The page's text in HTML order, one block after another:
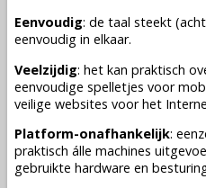
Eenvoudig: de taal steekt
eenvoudig in elkaar.
Veelzijdig: het kan praktisch
eenvoudige spelletjes voor
veilige websites voor het
Platform-onafhankelijk:
praktisch álle machines
gebruikte hardware en